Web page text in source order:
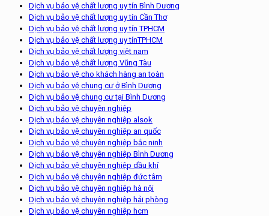
Dịch vụ bảo vệ chất lượng uy tín Bình Dương
Dịch vụ bảo vệ chất lượng uy tín Cần Thơ
Dịch vụ bảo vệ chất lượng uy tín TPHCM
Dịch vụ bảo vệ chất lượng uy tínTPHCM
Dịch vụ bảo vệ chất lượng việt nam
Dịch vụ bảo vệ chất lượng Vũng Tàu
Dịch vụ bảo vệ cho khách hàng an toàn
Dịch vụ bảo vệ chung cư ở Bình Dương
Dịch vụ bảo vệ chung cư tại Bình Dương
Dịch vụ bảo vệ chuyên nghiệp
Dịch vụ bảo vệ chuyên nghiệp alsok
Dịch vụ bảo vệ chuyên nghiệp an quốc
Dịch vụ bảo vệ chuyên nghiệp bắc ninh
Dịch vụ bảo vệ chuyên nghiệp Bình Dương
Dịch vụ bảo vệ chuyên nghiệp dầu khí
Dịch vụ bảo vệ chuyên nghiệp đức tâm
Dịch vụ bảo vệ chuyên nghiệp hà nội
Dịch vụ bảo vệ chuyên nghiệp hải phòng
Dịch vụ bảo vệ chuyên nghiệp hcm